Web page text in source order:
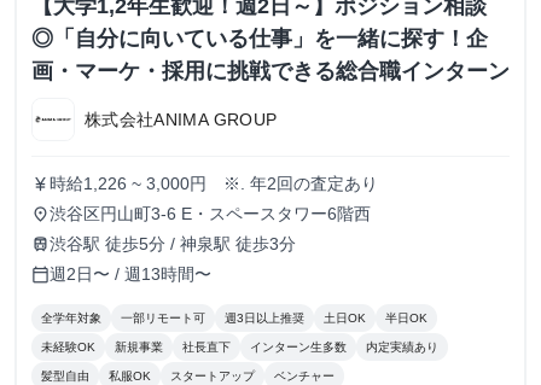
【大学1,2年生歓迎！週2日～】ポジション相談
◎「自分に向いている仕事」を一緒に探す！企
画・マーケ・採用に挑戦できる総合職インターン
株式会社ANIMA GROUP
currency_yen 時給1,226 ~ 3,000円 ※. 年2回の査定あり
place渋谷区円山町3-6 E・スペースタワー6階西
train渋谷駅 徒歩5分 / 神泉駅 徒歩3分
calendar_today週2日〜 / 週13時間〜
全学年対象 一部リモート可 週3日以上推奨 土日OK 半日OK
未経験OK 新規事業 社長直下 インターン生多数 内定実績あり
髪型自由 私服OK スタートアップ ベンチャー